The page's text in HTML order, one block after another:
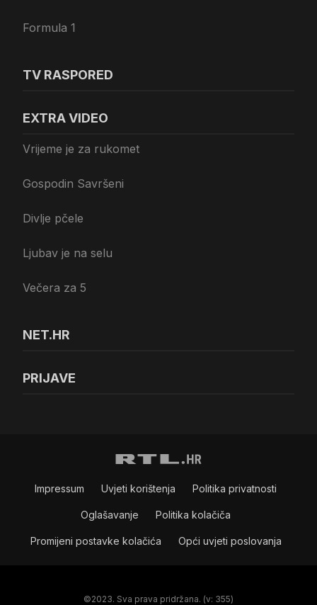
Formula 1
TV RASPORED
EXTRA VIDEO
Vrijeme je za rukomet
Gospodin Savršeni
Divlje pčele
Ljubav je na selu
Večera za 5
NET.HR
PRIJAVE
Impressum Uvjeti korištenja Politika privatnosti
Oglašavanje Politika kolačiča
Promijeni postavke kolačića Opći uvjeti poslovanja
©2023. Sva prava pridržana. (v: 355)